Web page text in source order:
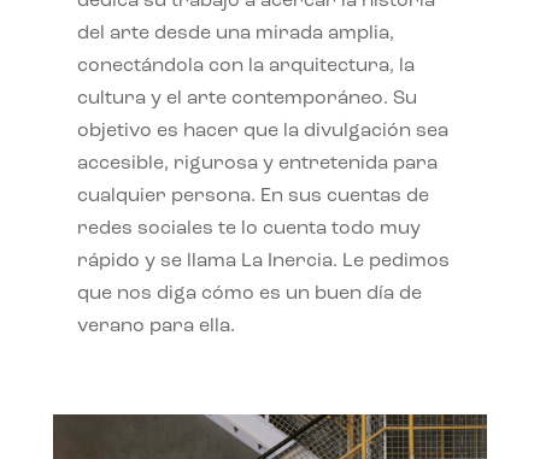
del arte desde una mirada amplia,
conectándola con la arquitectura, la
cultura y el arte contemporáneo. Su
objetivo es hacer que la divulgación sea
accesible, rigurosa y entretenida para
cualquier persona. En sus cuentas de
redes sociales te lo cuenta todo muy
rápido y se llama La Inercia. Le pedimos
que nos diga cómo es un buen día de
verano para ella.